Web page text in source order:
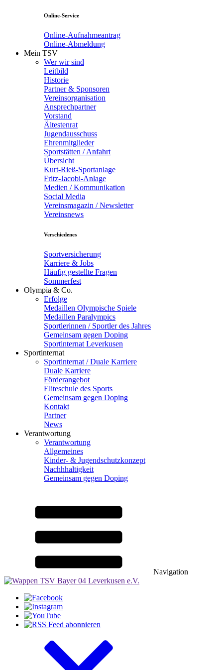
Online-Service
Online-Aufnahmeantrag
Online-Abmeldung
Mein TSV
Wer wir sind
Leitbild
Historie
Partner & Sponsoren
Vereinsorganisation
Ansprechpartner
Vorstand
Ältestenrat
Jugendausschuss
Ehrenmitglieder
Sportstätten / Anfahrt
Übersicht
Kurt-Rieß-Sportanlage
Fritz-Jacobi-Anlage
Medien / Kommunikation
Social Media
Vereinsmagazin / Newsletter
Vereinsnews
Verschiedenes
Sportversicherung
Karriere & Jobs
Häufig gestellte Fragen
Sommerfest
Olympia & Co.
Erfolge
Medaillen Olympische Spiele
Medaillen Paralympics
Sportlerinnen / Sportler des Jahres
Gemeinsam gegen Doping
Sportinternat Leverkusen
Sportinternat
Sportinternat / Duale Karriere
Duale Karriere
Förderangebot
Eliteschule des Sports
Gemeinsam gegen Doping
Kontakt
Partner
News
Verantwortung
Verantwortung
Allgemeines
Kinder- & Jugendschutzkonzept
Nachhhaltigkeit
Gemeinsam gegen Doping
Navigation